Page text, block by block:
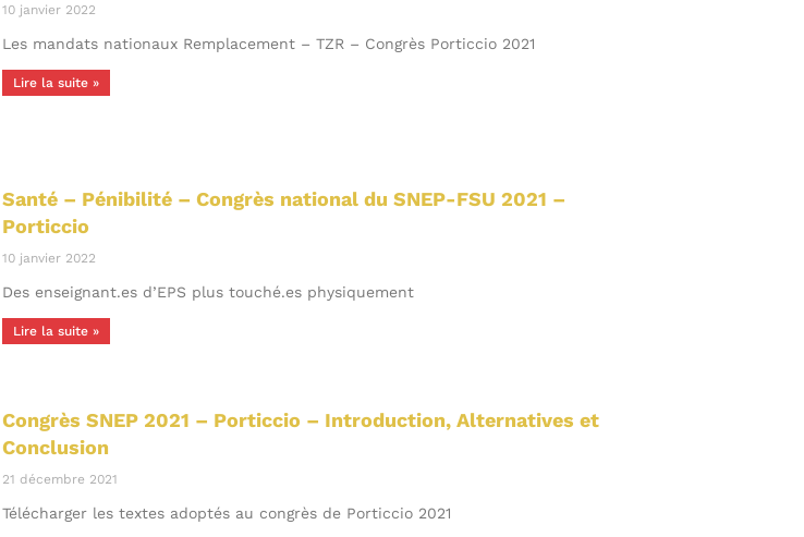
10 janvier 2022
Les mandats nationaux Remplacement – TZR – Congrès Porticcio 2021
Lire la suite »
Santé – Pénibilité – Congrès national du SNEP-FSU 2021 –
Porticcio
10 janvier 2022
Des enseignant.es d’EPS plus touché.es physiquement
Lire la suite »
Congrès SNEP 2021 – Porticcio – Introduction, Alternatives et
Conclusion
21 décembre 2021
Télécharger les textes adoptés au congrès de Porticcio 2021